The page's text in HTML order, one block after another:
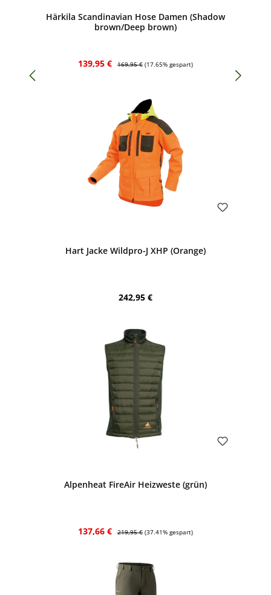
Härkila Scandinavian Hose Damen (Shadow
brown/Deep brown)
Verkaufspreis:
139,95 € Regulärer Preis:
169,95 € (17.65% gespart)
Hart Jacke Wildpro-J XHP (Orange)
Regulärer Preis:
242,95 €
Alpenheat FireAir Heizweste (grün)
Verkaufspreis:
137,66 € Regulärer Preis:
219,95 € (37.41% gespart)